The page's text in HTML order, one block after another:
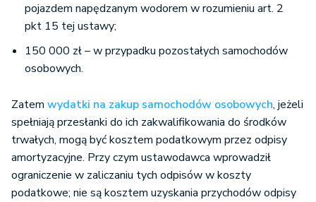
pojazdem napędzanym wodorem w rozumieniu art. 2
pkt 15 tej ustawy;
150 000 zł – w przypadku pozostałych samochodów
osobowych.
Zatem wydatki na zakup samochodów osobowych, jeżeli
spełniają przesłanki do ich zakwalifikowania do środków
trwałych, mogą być kosztem podatkowym przez odpisy
amortyzacyjne. Przy czym ustawodawca wprowadził
ograniczenie w zaliczaniu tych odpisów w koszty
podatkowe; nie są kosztem uzyskania przychodów odpisy